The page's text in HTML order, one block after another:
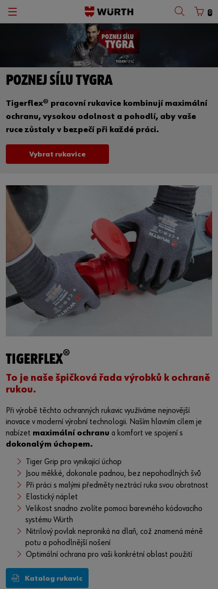
0
POZNEJ SÍLU TYGRA
Tigerflex® pracovní rukavice kombinují maximální
ochranu, vysokou odolnost a pohodlí, aby vaše
ruce zůstaly v bezpečí při každé práci.
Vybrat rukavice
TIGERFLEX®
To je naše špičková řada výrobků k ochraně
rukou.
Při výrobě těchto ochranných rukavic využíváme nejnovější
inovace v moderní výrobní technologii. Naším hlavním cílem je
nabízet maximální ochranu a komfort ve spojení s
dokonalým úchopem.
Tiger Grip pro vynikající úchop
Jsou měkké, dokonale padnou, bez nepohodlných švů
Při práci s malými předměty neztrácí ruka svou obratnost
Elastický náplet
Velikost snadno zvolíte pomoci barevného kódovacího
systému Würth
Nitrilový povlak neproniká na dlaň, což znamená méně
potu a pohodlnější nošení
Optimální ochrana pro vaši konkrétní oblast použití
Katalog rukavic